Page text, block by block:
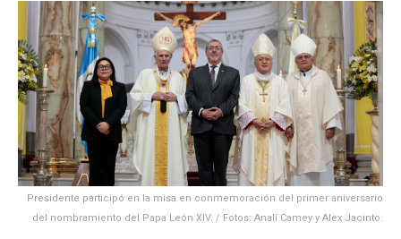
Presidente participó en la misa en conmemoración del primer aniversario
del nombramiento del Papa León XIV. / Fotos: Analí Camey y Alex Jacinto.